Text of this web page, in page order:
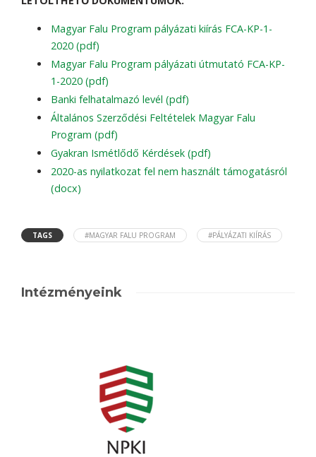
Magyar Falu Program pályázati kiírás FCA-KP-1-
2020 (pdf)
Magyar Falu Program pályázati útmutató FCA-KP-
1-2020 (pdf)
Banki felhatalmazó levél (pdf)
Általános Szerződési Feltételek Magyar Falu
Program (pdf)
Gyakran Ismétlődő Kérdések (pdf)
2020-as nyilatkozat fel nem használt támogatásról
(docx)
TAGS #MAGYAR FALU PROGRAM #PÁLYÁZATI KIÍRÁS
Intézményeink